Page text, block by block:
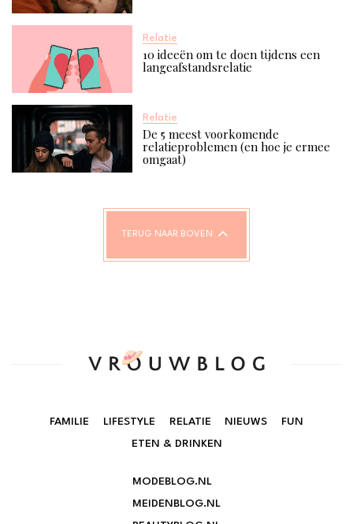
Relatie
10 ideeën om te doen tijdens een
langeafstandsrelatie
Relatie
De 5 meest voorkomende
relatieproblemen (en hoe je ermee
omgaat)
TERUG NAAR BOVEN
FAMILIE LIFESTYLE RELATIE NIEUWS
FUN
ETEN & DRINKEN
MODEBLOG.NL
MEIDENBLOG.NL